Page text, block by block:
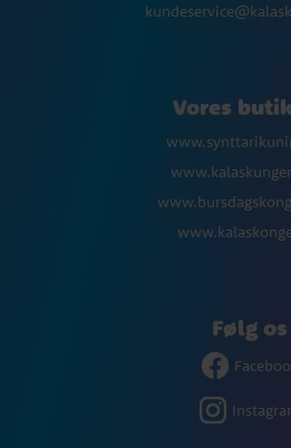
Vores
Følg os